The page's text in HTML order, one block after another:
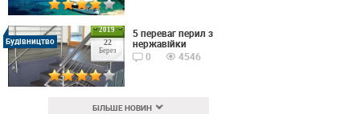
2019
22
Берез
Будівництво
5 переваг перил з
нержавійки
0
4546
БІЛЬШЕ НОВИН